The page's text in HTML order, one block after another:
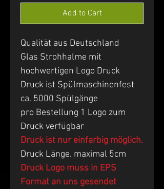
Add to Cart
Qualität aus Deutschland
Glas Strohhalme mit
hochwertigen Logo Druck
Druck ist Spülmaschinenfest
ca. 5000 Spülgänge
pro Bestellung 1 Logo zum
Druck verfügbar
Druck ist nur einfarbig möglich.
Druck Länge. maximal 5cm
Druck Logo muss in EPS
Format an uns gesendet